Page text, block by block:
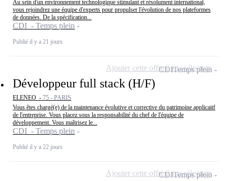
Au sein d'un environnement technologique stimulant et résolument international,
vous rejoindrez une équipe d'experts pour propulser l'évolution de nos plateformes
de données. De la spécification...
CDI - Temps plein
Publié il y a 21 jours
Développeur full stack (H/F)
ELENEO - 75 - PARIS
Vous êtes chargé(e) de la maintenance évolutive et corrective du patrimoine applicaitf
de l'entreprise. Vous placez sous la responsabilité du chef de l'équipe de
développement. Vous maîtrisez le...
CDI - Temps plein
Publié il y a 22 jours
CDITemps plein
Ajouter cette offre à ma sélection
CDITemps plein
Ajouter cette offre à ma sélection